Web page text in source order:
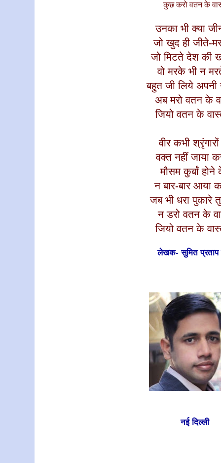
कुछ करो वतन के
उनका भी क्या
जो खुद ही जीते-
जो मिटते देश की
वो मरके भी न
बहुत जी लिये अपनी
अब मरो वतन के
जियो वतन के
वीर कभी
वक्त नहीं जाया
मौसम कुर्बां
न बार-बार आया
जब भी धरा पुकारे
न डरो वतन के
जियो वतन के
लेखक- सुमित प्रताप
नई दिल्ली